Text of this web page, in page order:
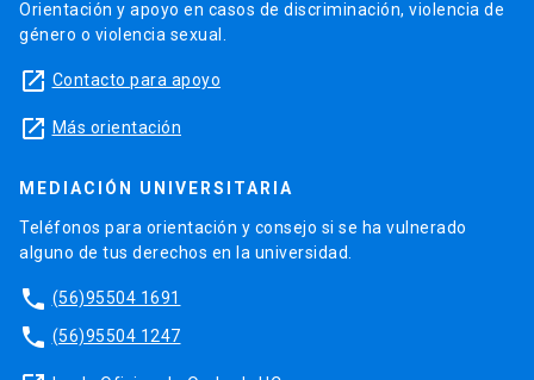
Orientación y apoyo en casos de discriminación, violencia de
género o violencia sexual.
launch Contacto para apoyo
launch Más orientación
MEDIACIÓN UNIVERSITARIA
Teléfonos para orientación y consejo si se ha vulnerado
alguno de tus derechos en la universidad.
phone (56)95504 1691
phone (56)95504 1247